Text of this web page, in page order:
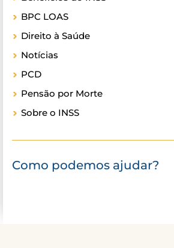
BPC LOAS
Direito à Saúde
Notícias
PCD
Pensão por Morte
Sobre o INSS
Como podemos ajudar?